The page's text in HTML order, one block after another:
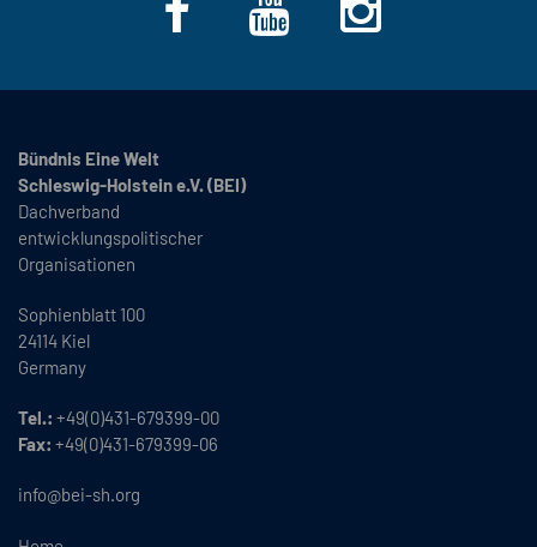
Bündnis Eine Welt
Schleswig-Holstein e.V. (BEI)
Dachverband
entwicklungspolitischer
Organisationen
Sophienblatt 100
24114 Kiel
Germany
Tel.: +49(0)431-679399-00
Fax: +49(0)431-679399-06
info@bei-sh.org